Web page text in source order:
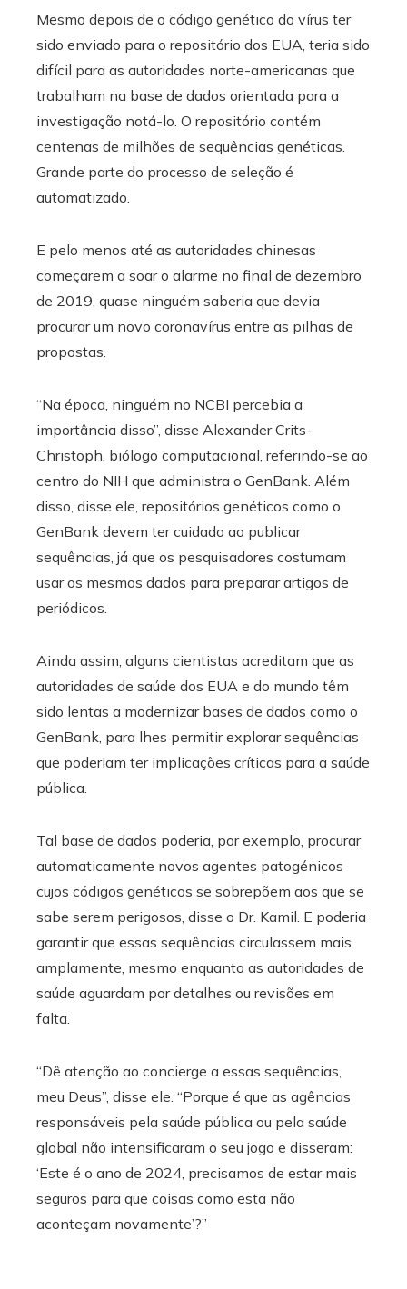
Mesmo depois de o código genético do vírus ter
sido enviado para o repositório dos EUA, teria sido
difícil para as autoridades norte-americanas que
trabalham na base de dados orientada para a
investigação notá-lo. O repositório contém
centenas de milhões de sequências genéticas.
Grande parte do processo de seleção é
automatizado.
E pelo menos até as autoridades chinesas
começarem a soar o alarme no final de dezembro
de 2019, quase ninguém saberia que devia
procurar um novo coronavírus entre as pilhas de
propostas.
“Na época, ninguém no NCBI percebia a
importância disso”, disse Alexander Crits-
Christoph, biólogo computacional, referindo-se ao
centro do NIH que administra o GenBank. Além
disso, disse ele, repositórios genéticos como o
GenBank devem ter cuidado ao publicar
sequências, já que os pesquisadores costumam
usar os mesmos dados para preparar artigos de
periódicos.
Ainda assim, alguns cientistas acreditam que as
autoridades de saúde dos EUA e do mundo têm
sido lentas a modernizar bases de dados como o
GenBank, para lhes permitir explorar sequências
que poderiam ter implicações críticas para a saúde
pública.
Tal base de dados poderia, por exemplo, procurar
automaticamente novos agentes patogénicos
cujos códigos genéticos se sobrepõem aos que se
sabe serem perigosos, disse o Dr. Kamil. E poderia
garantir que essas sequências circulassem mais
amplamente, mesmo enquanto as autoridades de
saúde aguardam por detalhes ou revisões em
falta.
“Dê atenção ao concierge a essas sequências,
meu Deus”, disse ele. “Porque é que as agências
responsáveis ​​pela saúde pública ou pela saúde
global não intensificaram o seu jogo e disseram:
‘Este é o ano de 2024, precisamos de estar mais
seguros para que coisas como esta não
aconteçam novamente’?”